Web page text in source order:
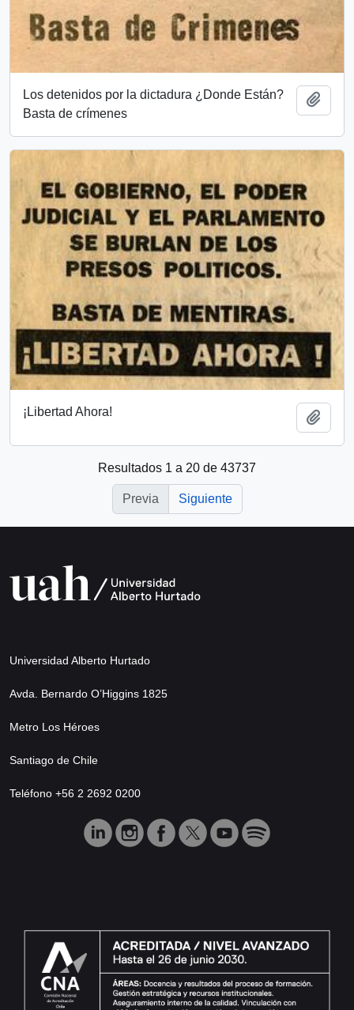
Los detenidos por la dictadura ¿Donde Están?
Basta de crímenes
¡Libertad Ahora!
Resultados 1 a 20 de 43737
Previa Siguiente
Universidad Alberto Hurtado
Avda. Bernardo O’Higgins 1825
Metro Los Héroes
Santiago de Chile
Teléfono +56 2 2692 0200